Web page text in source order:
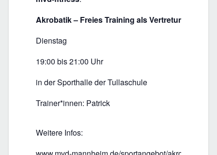
Akrobatik – Freies Training als Vertretung
Dienstag
19:00 bis 21:00 Uhr
in der Sporthalle der Tullaschule
Trainer*innen: Patrick
Weitere Infos: